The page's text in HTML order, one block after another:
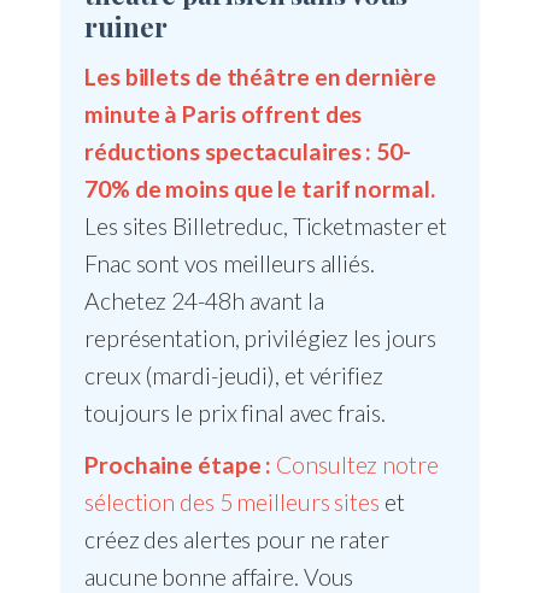
ruiner
Les billets de théâtre en dernière
minute à Paris offrent des
réductions spectaculaires : 50-
70% de moins que le tarif normal.
Les sites Billetreduc, Ticketmaster et
Fnac sont vos meilleurs alliés.
Achetez 24-48h avant la
représentation, privilégiez les jours
creux (mardi-jeudi), et vérifiez
toujours le prix final avec frais.
Prochaine étape : Consultez notre
sélection des 5 meilleurs sites et
créez des alertes pour ne rater
aucune bonne affaire. Vous